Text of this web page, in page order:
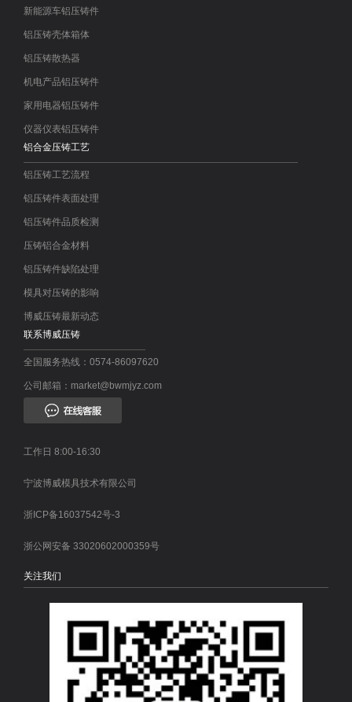
新能源车铝压铸件
铝压铸壳体箱体
铝压铸散热器
机电产品铝压铸件
家用电器铝压铸件
仪器仪表铝压铸件
铝合金压铸工艺
铝压铸工艺流程
铝压铸件表面处理
铝压铸件品质检测
压铸铝合金材料
铝压铸件缺陷处理
模具对压铸的影响
博威压铸最新动态
联系博威压铸
全国服务热线：0574-86097620
公司邮箱：market@bwmjyz.com
工作日 8:00-16:30
宁波博威模具技术有限公司
浙ICP备16037542号-3
浙公网安备 33020602000359号
关注我们